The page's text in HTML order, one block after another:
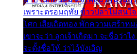
เพราะตรอมฤทัย ข้าวปลาไม่สนใ
โศก เสียเถิดทอง พักความเศร้าห
เขาจะว่า ลูกเจ้าเกิดมา จะชื่อว่าไ
จะตั้งชื่อให้ ว่าไอ้บังเอิญ